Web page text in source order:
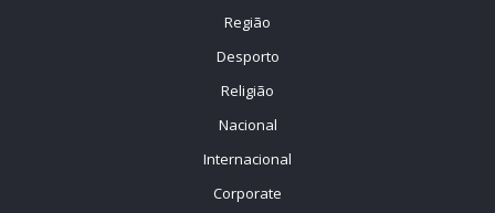
Região
Desporto
Religião
Nacional
Internacional
Corporate